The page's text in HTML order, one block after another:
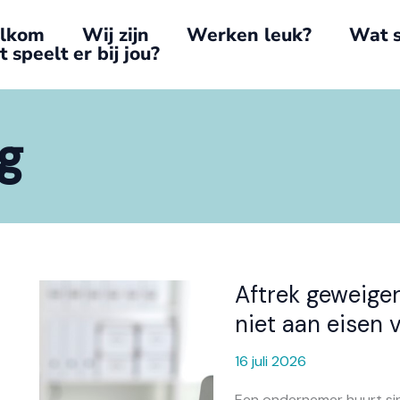
Wij zijn Werken leuk? Wat
speelt er bij jou?
Aftrek
niet aan eisen
16 juli 2026
Aftrek
geweigerd
omdat
huurovereenkomst